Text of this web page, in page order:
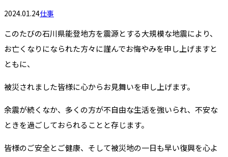
2024.01.24仕事
このたびの石川県能登地方を震源とする大規模な地震により、
お亡くなりになられた方々に謹んでお悔やみを申し上げますと
ともに、
被災されました皆様に心からお見舞いを申し上げます。
余震が続くなか、多くの方が不自由な生活を強いられ、不安な
ときを過ごしておられることと存じます。
皆様のご安全とご健康、そして被災地の一日も早い復興を心よ